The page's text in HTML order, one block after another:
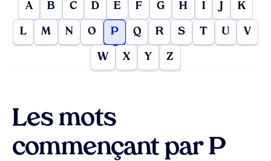
A B C D E F G H I J K
L M N O P Q R S T U V
W X Y Z
Les mots
commençant par P